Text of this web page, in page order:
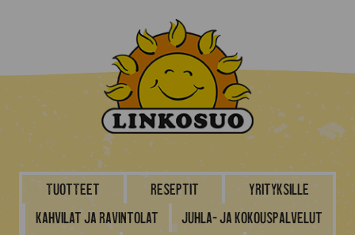
Tuotteet Reseptit
Yrityksille
Kahvilat ja ravintolat
Juhla- ja kokouspalvelut